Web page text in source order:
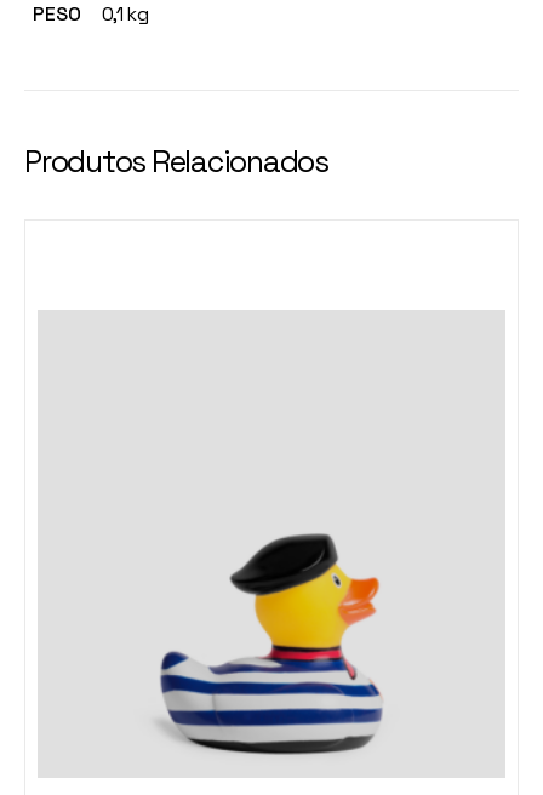
PESO 0,1 kg
Produtos Relacionados